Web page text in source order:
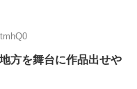
方を舞台に作品出せや